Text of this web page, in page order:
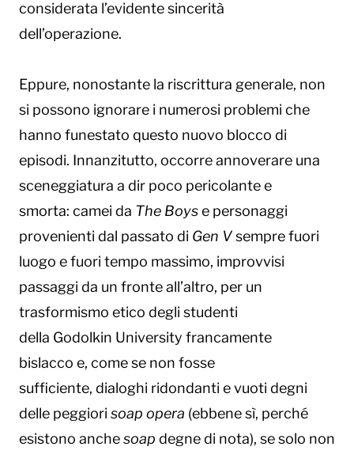
considerata l’evidente sincerità
dell’operazione.
Eppure, nonostante la riscrittura generale, non
si possono ignorare i numerosi problemi che
hanno funestato questo nuovo blocco di
episodi. Innanzitutto, occorre annoverare una
sceneggiatura a dir poco pericolante e
smorta: camei da The Boyse personaggi
provenienti dal passato di Gen Vsempre fuori
luogo e fuori tempo massimo, improvvisi
passaggi da un fronte all’altro, per un
trasformismo etico degli studenti
della Godolkin University francamente
bislacco e, come se non fosse
sufficiente, dialoghi ridondanti e vuoti degni
delle peggiori soap opera (ebbene sì, perché
esistono anchesoap degne di nota), se solo non